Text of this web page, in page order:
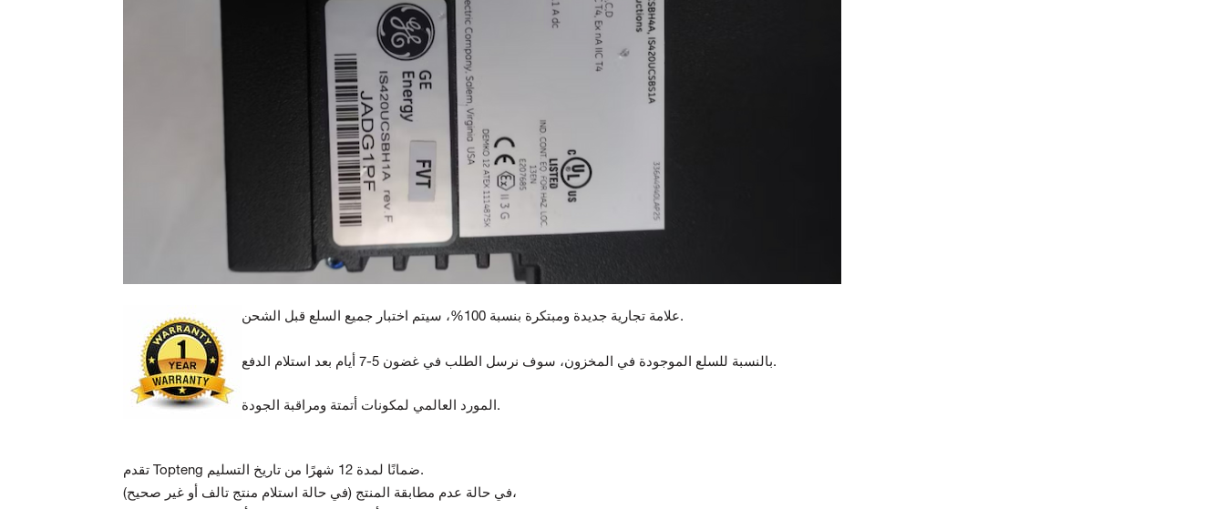
علامة تجارية جديدة ومبتكرة بنسبة 100%، سيتم اختبار جميع السلع قبل الشحن.
بالنسبة للسلع الموجودة في المخزون، سوف نرسل الطلب في غضون 5-7 أيام بعد استلام الدفع.
المورد العالمي لمكونات أتمتة ومراقبة الجودة.
تقدم Topteng ضمانًا لمدة 12 شهرًا من تاريخ التسليم.
في حالة عدم مطابقة المنتج(في حالة استلام منتج تالف أو غير صحيح)،